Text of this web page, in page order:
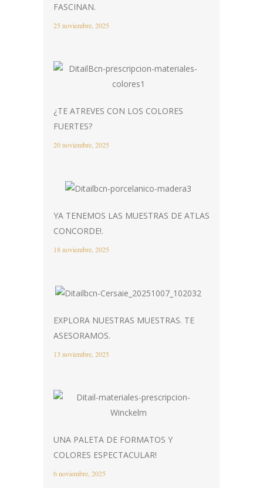
FASCINAN.
25 noviembre, 2025
¿TE ATREVES CON LOS COLORES
FUERTES?
20 noviembre, 2025
YA TENEMOS LAS MUESTRAS DE ATLAS
CONCORDE!.
18 noviembre, 2025
EXPLORA NUESTRAS MUESTRAS. TE
ASESORAMOS.
13 noviembre, 2025
UNA PALETA DE FORMATOS Y
COLORES ESPECTACULAR!
6 noviembre, 2025